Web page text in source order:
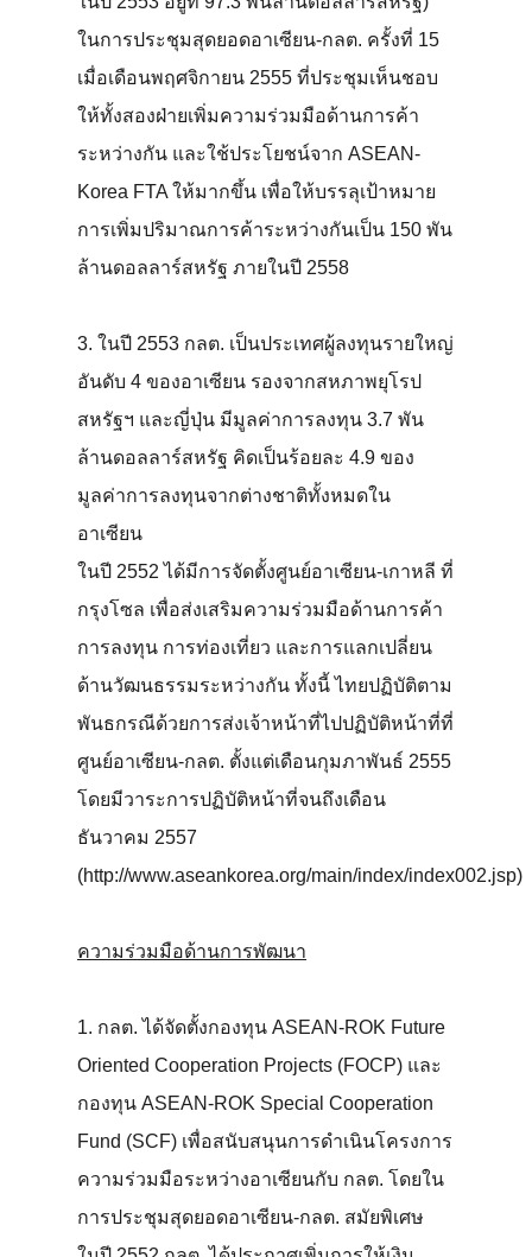
ในการประชุมสุดยอดอาเซียน-กลต. ครั้งที่ 15
เมื่อเดือนพฤศจิกายน 2555 ที่ประชุมเห็นชอบ
ให้ทั้งสองฝ่ายเพิ่มความร่วมมือด้านการค้า
ระหว่างกัน และใช้ประโยชน์จาก ASEAN-
Korea FTA ให้มากขึ้น เพื่อให้บรรลุเป้าหมาย
การเพิ่มปริมาณการค้าระหว่างกันเป็น 150 พัน
ล้านดอลลาร์สหรัฐ ภายในปี 2558
3. ในปี 2553 กลต. เป็นประเทศผู้ลงทุนรายใหญ่
อันดับ 4 ของอาเซียน รองจากสหภาพยุโรป
สหรัฐฯ และญี่ปุ่น มีมูลค่าการลงทุน 3.7 พัน
ล้านดอลลาร์สหรัฐ คิดเป็นร้อยละ 4.9 ของ
มูลค่าการลงทุนจากต่างชาติทั้งหมดใน
อาเซียน
ในปี 2552 ได้มีการจัดตั้งศูนย์อาเซียน-เกาหลี ที่
กรุงโซล เพื่อส่งเสริมความร่วมมือด้านการค้า
การลงทุน การท่องเที่ยว และการแลกเปลี่ยน
ด้านวัฒนธรรมระหว่างกัน ทั้งนี้ ไทยปฏิบัติตาม
พันธกรณีด้วยการส่งเจ้าหน้าที่ไปปฏิบัติหน้าที่ที่
ศูนย์อาเซียน-กลต. ตั้งแต่เดือนกุมภาพันธ์ 2555
โดยมีวาระการปฏิบัติหน้าที่จนถึงเดือน
ธันวาคม 2557
(http://www.aseankorea.org/main/index/index002.jsp)
ความร่วมมือด้านการพัฒนา
1. กลต. ได้จัดตั้งกองทุน ASEAN-ROK Future
Oriented Cooperation Projects (FOCP) และ
กองทุน ASEAN-ROK Special Cooperation
Fund (SCF) เพื่อสนับสนุนการดำเนินโครงการ
ความร่วมมือระหว่างอาเซียนกับ กลต. โดยใน
การประชุมสุดยอดอาเซียน-กลต. สมัยพิเศษ